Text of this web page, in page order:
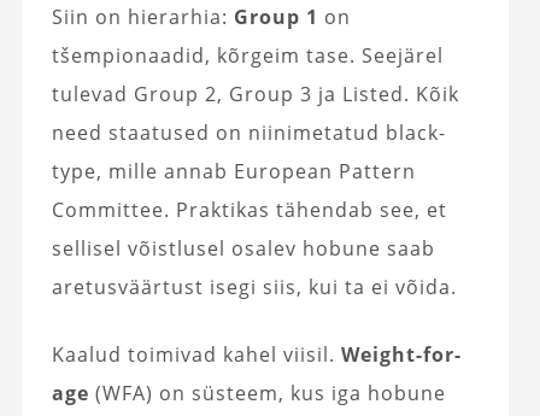
Siin on hierarhia: Group 1 on
tšempionaadid, kõrgeim tase. Seejärel
tulevad Group 2, Group 3 ja Listed. Kõik
need staatused on niinimetatud black-
type, mille annab European Pattern
Committee. Praktikas tähendab see, et
sellisel võistlusel osalev hobune saab
aretusväärtust isegi siis, kui ta ei võida.
Kaalud toimivad kahel viisil. Weight-for-
age (WFA) on süsteem, kus iga hobune